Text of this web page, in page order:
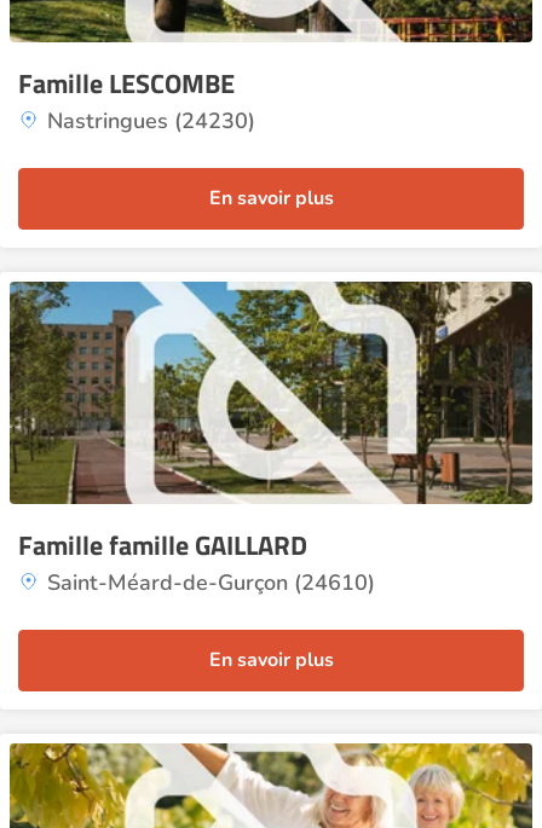
Famille LESCOMBE
Nastringues (24230)
En savoir plus
Famille famille GAILLARD
Saint-Méard-de-Gurçon (24610)
En savoir plus